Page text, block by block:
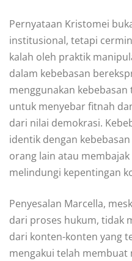
Pernyataan Kristomei
institusional, tetapi
kalah oleh praktik
dalam kebebasan
menggunakan
untuk menyebar fitnah
dari nilai demokrasi.
identik dengan
orang lain atau
melindungi kepentingan
Penyesalan Marcella,
dari proses hukum, tidak
dari konten-konten yang
mengakui telah